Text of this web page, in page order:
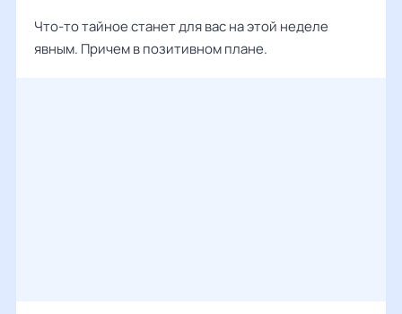
Что-то тайное станет для вас на этой неделе
явным. Причем в позитивном плане.